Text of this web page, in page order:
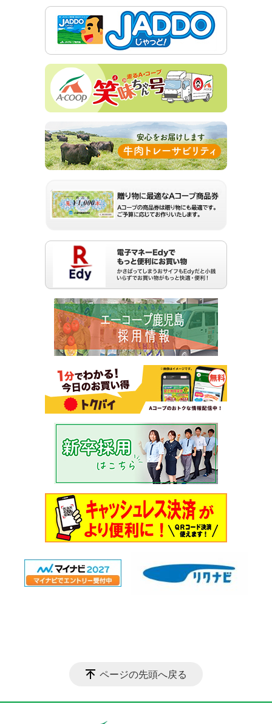
ページの先頭へ戻る